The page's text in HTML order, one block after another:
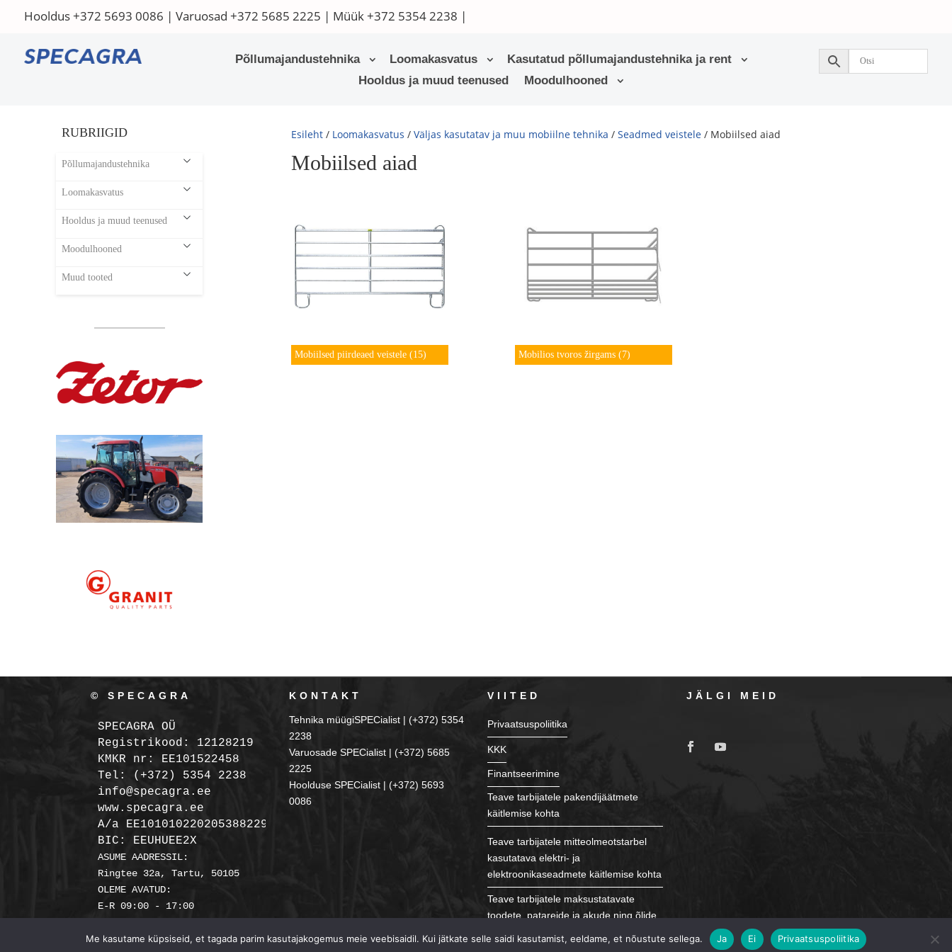
Hooldus+372 5693 0086 | Varuosad +372 5685 2225 | Müük+372 5354 2238 |
Põllumajandustehnika Loomakasvatus
Kasutatud põllumajandustehnika ja rent
Hooldus ja muud teenused
Moodulhooned
Esileht / Loomakasvatus /Väljas kasutatav ja muu mobiilne tehnika /Seadmed veistele / Mobiilsed aiad
Mobiilsed aiad
Mobiilsed piirdeaed veistele(15) Mobilios tvoros žirgams (7)
RUBRIIGID
Põllumajandustehnika
Loomakasvatus
Hooldus ja muud teenused
Moodulhooned
Muud tooted
© SPECAGRA
SPECAGRA OÜ
Registrikood: 12128219
KMKR nr: EE101522458
Tel: (+372) 5354 2238
info@specagra.ee
A/a EE101010220205388229 SEB
BIC: EEUHUEE2X
ASUME AADRESSIL:
Ringtee 32a, Tartu, 50105
OLEME AVATUD:
E-R 09:00 - 17:00
KONTAKT
Tehnika müügiSPECialist | (+372) 5354
2238
Varuosade SPECialist | (+372) 5685
2225
Hoolduse SPECialist | (+372) 5693
0086
VIITED
Privaatsuspoliitika
KKK
Finantseerimine
Teave tarbijatele pakendijäätmete
käitlemise kohta
Teave tarbijatele mitteolmeotstarbel
kasutatava elektri- ja
elektroonikaseadmete käitlemise kohta
Teave tarbijatele maksustatavate
toodete, patareide ja akude ning õlide
JÄLGI MEID
Me kasutame küpsiseid, et tagada parim kasutajakogemus meie veebisaidil. Kui jätkate selle saidi kasutamist, eeldame, et nõustute sellega. Ja Ei Privaatsuspoliitika